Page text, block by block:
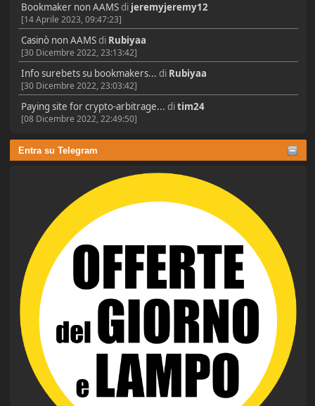
Bookmaker non AAMSdi jeremyjeremy12
[14 Aprile 2023, 09:47:23]
Casinò non AAMSdi Rubiyaa
[30 Dicembre 2022, 23:13:42]
Info surebets su bookmakers... di Rubiyaa
[30 Dicembre 2022, 23:03:42]
Paying site for crypto-arbitrage... ditim24
[08 Dicembre 2022, 22:49:50]
Entra su Telegram